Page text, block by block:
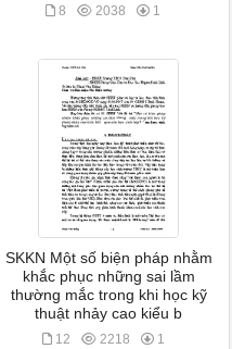
8 2038 1
SKKN Một số biện pháp nhằm
khắc phục những sai lầm
thường mắc trong khi học kỹ
thuật nhảy cao kiểu b
12 2218 1